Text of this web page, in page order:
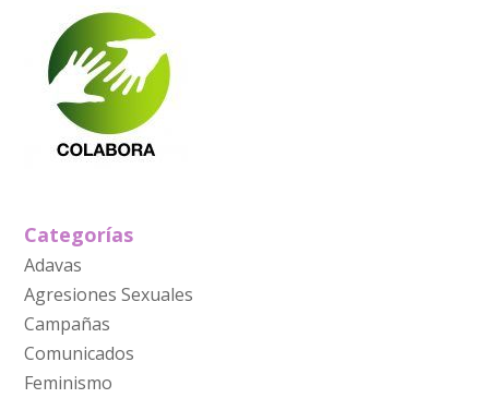
Categorías
Adavas
Agresiones Sexuales
Campañas
Comunicados
Feminismo